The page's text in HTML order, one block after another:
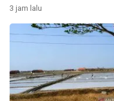
3 jam lalu